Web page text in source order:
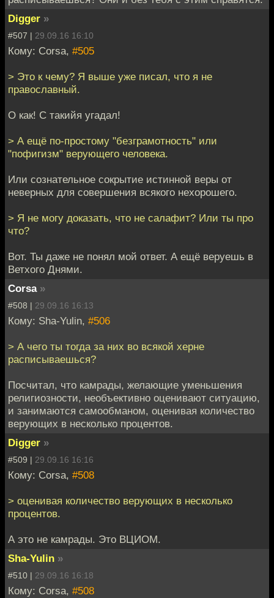
Digger »
#507 | 29.09.16 16:10
Кому: Corsa, #505
> Это к чему? Я выше уже писал, что я не
православный.
О как! С такийя угадал!
> А ещё по-простому "безграмотность" или
"пофигизм" верующего человека.
Или сознательное сокрытие истинной веры от
неверных для совершения всякого нехорошего.
> Я не могу доказать, что не салафит? Или ты про
что?
Вот. Ты даже не понял мой ответ. А ещё веруешь в
Ветхого Днями.
Corsa »
#508 | 29.09.16 16:13
Кому: Sha-Yulin, #506
> А чего ты тогда за них во всякой херне
расписываешься?
Посчитал, что камрады, желающие уменьшения
религиозности, необъективно оценивают ситуацию,
и занимаются самообманом, оценивая количество
верующих в несколько процентов.
Digger »
#509 | 29.09.16 16:16
Кому: Corsa, #508
> оценивая количество верующих в несколько
процентов.
А это не камрады. Это ВЦИОМ.
Sha-Yulin »
#510 | 29.09.16 16:18
Кому: Corsa, #508